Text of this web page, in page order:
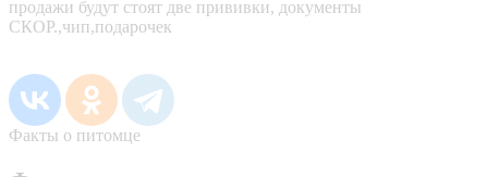
продажи будут стоят две прививки, документы
СКОР.,чип,подарочек
Факты о питомце